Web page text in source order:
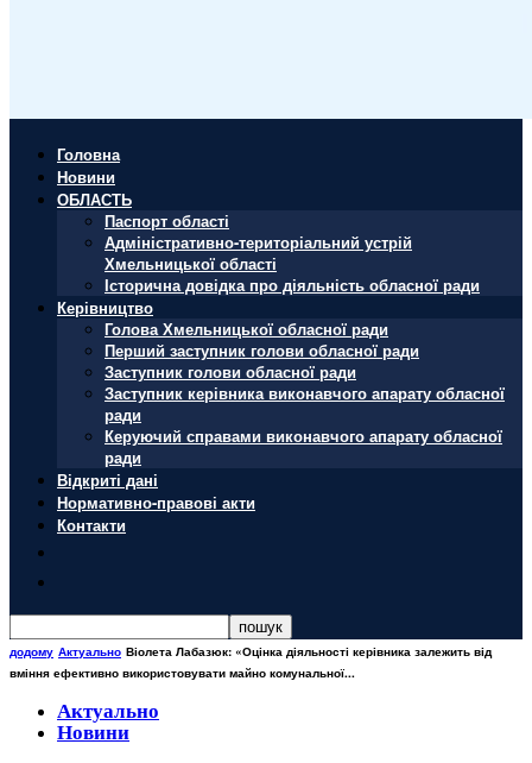
Головна
Новини
ОБЛАСТЬ
Паспорт області
Адміністративно-територіальний устрій
Хмельницької області
Історична довідка про діяльність обласної ради
Керівництво
Голова Хмельницької обласної ради
Перший заступник голови обласної ради
Заступник голови обласної ради
Заступник керівника виконавчого апарату обласної
ради
Керуючий справами виконавчого апарату обласної
ради
Відкриті дані
Нормативно-правові акти
Контакти
додому Актуально Віолета Лабазюк: «Оцінка діяльності керівника залежить від
вміння ефективно використовувати майно комунальної...
Актуально
Новини